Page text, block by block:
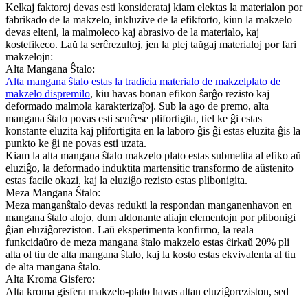
Kelkaj faktoroj devas esti konsiderataj kiam elektas la materialon por
fabrikado de la makzelo, inkluzive de la efikforto, kiun la makzelo
devas elteni, la malmoleco kaj abrasivo de la materialo, kaj
kostefikeco. Laŭ la serĉrezultoj, jen la plej taŭgaj materialoj por fari
makzelojn:
Alta Mangana Ŝtalo:
Alta mangana ŝtalo estas la tradicia materialo de makzelplato de
makzelo dispremilo, kiu havas bonan efikon ŝarĝo rezisto kaj
deformado malmola karakterizaĵoj. Sub la ago de premo, alta
mangana ŝtalo povas esti senĉese plifortigita, tiel ke ĝi estas
konstante eluzita kaj plifortigita en la laboro ĝis ĝi estas eluzita ĝis la
punkto ke ĝi ne povas esti uzata.
Kiam la alta mangana ŝtalo makzelo plato estas submetita al efiko aŭ
eluziĝo, la deformado induktita martensitic transformo de aŭstenito
estas facile okazi, kaj la eluziĝo rezisto estas plibonigita.
Meza Mangana Ŝtalo:
Meza manganŝtalo devas redukti la respondan manganenhavon en
mangana ŝtalo alojo, dum aldonante aliajn elementojn por plibonigi
ĝian eluziĝoreziston. Laŭ eksperimenta konfirmo, la reala
funkcidaŭro de meza mangana ŝtalo makzelo estas ĉirkaŭ 20% pli
alta ol tiu de alta mangana ŝtalo, kaj la kosto estas ekvivalenta al tiu
de alta mangana ŝtalo.
Alta Kroma Gisfero:
Alta kroma gisfera makzelo-plato havas altan eluziĝoreziston, sed